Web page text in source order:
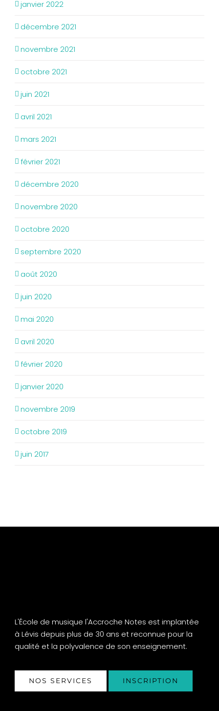
janvier 2022
décembre 2021
novembre 2021
octobre 2021
juin 2021
avril 2021
mars 2021
février 2021
décembre 2020
novembre 2020
octobre 2020
septembre 2020
août 2020
juin 2020
mai 2020
avril 2020
février 2020
janvier 2020
novembre 2019
octobre 2019
juin 2017
L'École de musique l'Accroche Notes est implantée
à Lévis depuis plus de 30 ans et reconnue pour la
qualité et la polyvalence de son enseignement.
NOS SERVICES INSCRIPTION